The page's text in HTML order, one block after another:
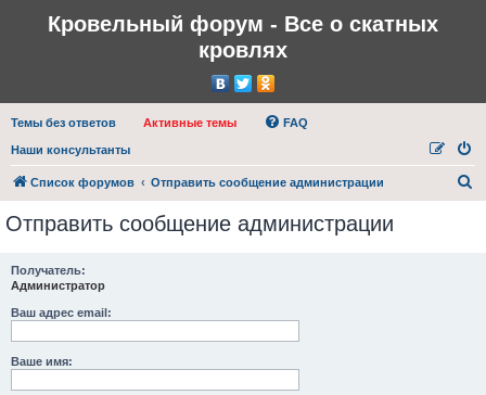
Кровельный форум - Все о скатных
кровлях
Темы без ответов Активные темы FAQ
Наши консультанты
Список форумов Отправить сообщение администрации
Отправить сообщение администрации
Получатель:
Администратор
Ваш адрес email:
Ваше имя: